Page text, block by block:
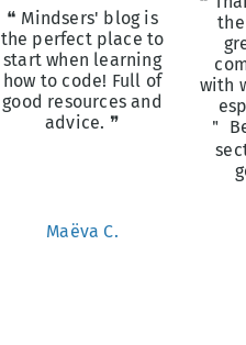
❝ Mindsers' blog is
the perfect place to
start when learning
how to code! Full of
good resources and
advice. ❞
Maëva C.
with
＂